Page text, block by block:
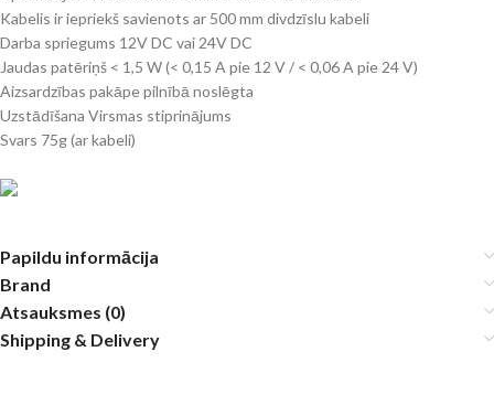
Kabelis ir iepriekš savienots ar 500 mm divdzīslu kabeli
Darba spriegums 12V DC vai 24V DC
Jaudas patēriņš < 1,5 W (< 0,15 A pie 12 V / < 0,06 A pie 24 V)
Aizsardzības pakāpe pilnībā noslēgta
Uzstādīšana Virsmas stiprinājums
Svars 75g (ar kabeli)
Papildu informācija
Brand
Atsauksmes (0)
Shipping & Delivery